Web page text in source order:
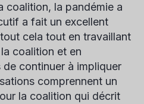
coalition, la pandémie a
a fait un excellent
cela tout en travaillant
coalition et en
continuer à impliquer
comprennent un
la coalition qui décrit